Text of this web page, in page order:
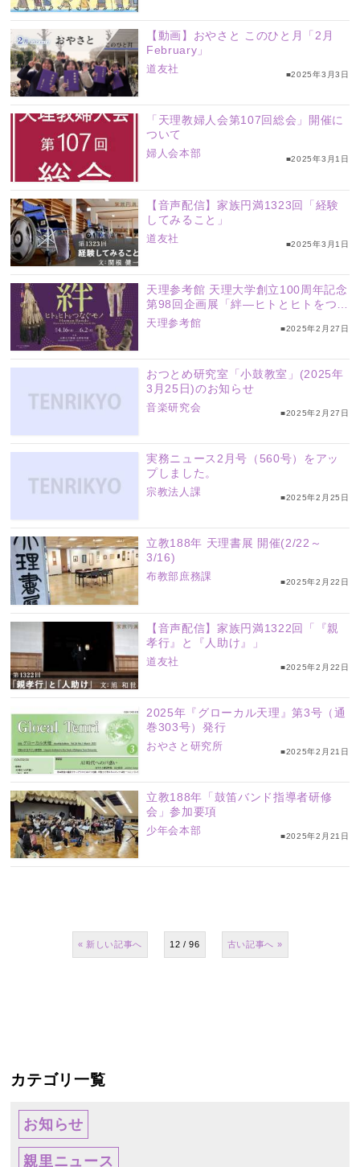
【動画】おやさと このひと月「2月
February」
道友社
■2025年3月3日
「天理教婦人会第107回総会」開催に
ついて
婦人会本部
■2025年3月1日
【音声配信】家族円満1323回「経験
してみること」
道友社
■2025年3月1日
天理参考館 天理大学創立100周年記念
第98回企画展「絆―ヒトとヒトをつな
ぐモノ―」
天理参考館 ■2025年2月27日
おつとめ研究室「小鼓教室」(2025年
3月25日)のお知らせ
音楽研究会
■2025年2月27日
実務ニュース2月号（560号）をアッ
プしました。
宗教法人課
■2025年2月25日
立教188年 天理書展 開催(2/22～
3/16)
布教部庶務課
■2025年2月22日
【音声配信】家族円満1322回「『親
孝行』と『人助け』」
道友社
■2025年2月22日
2025年『グローカル天理』第3号（通
巻303号）発行
おやさと研究所
■2025年2月21日
立教188年「鼓笛バンド指導者研修
会」参加要項
少年会本部
■2025年2月21日
12 / 96
« »
カテゴリ一覧
お知らせ
親里ニュース